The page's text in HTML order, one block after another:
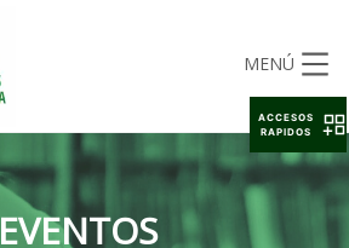
MENÚ
EVENTOS
ACCESOS
RAPIDOS